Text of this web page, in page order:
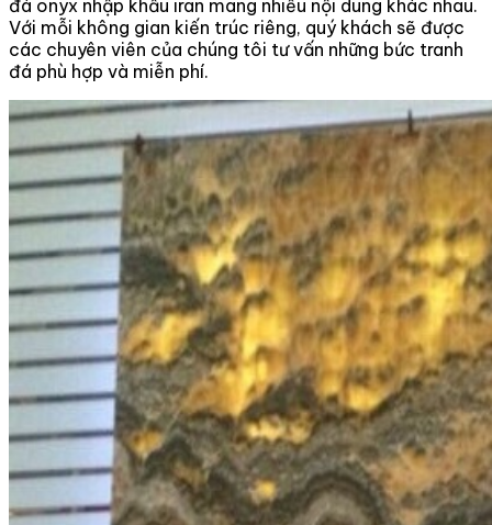
đá onyx nhập khẩu iran mang nhiều nội dung khác nhau.
Với mỗi không gian kiến trúc riêng, quý khách sẽ được
các chuyên viên của chúng tôi tư vấn những bức tranh
đá phù hợp và miễn phí.